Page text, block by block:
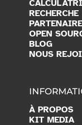
RECHERCHE
OPEN
BLOG
NOUS
À PROPOS
KIT MEDIA